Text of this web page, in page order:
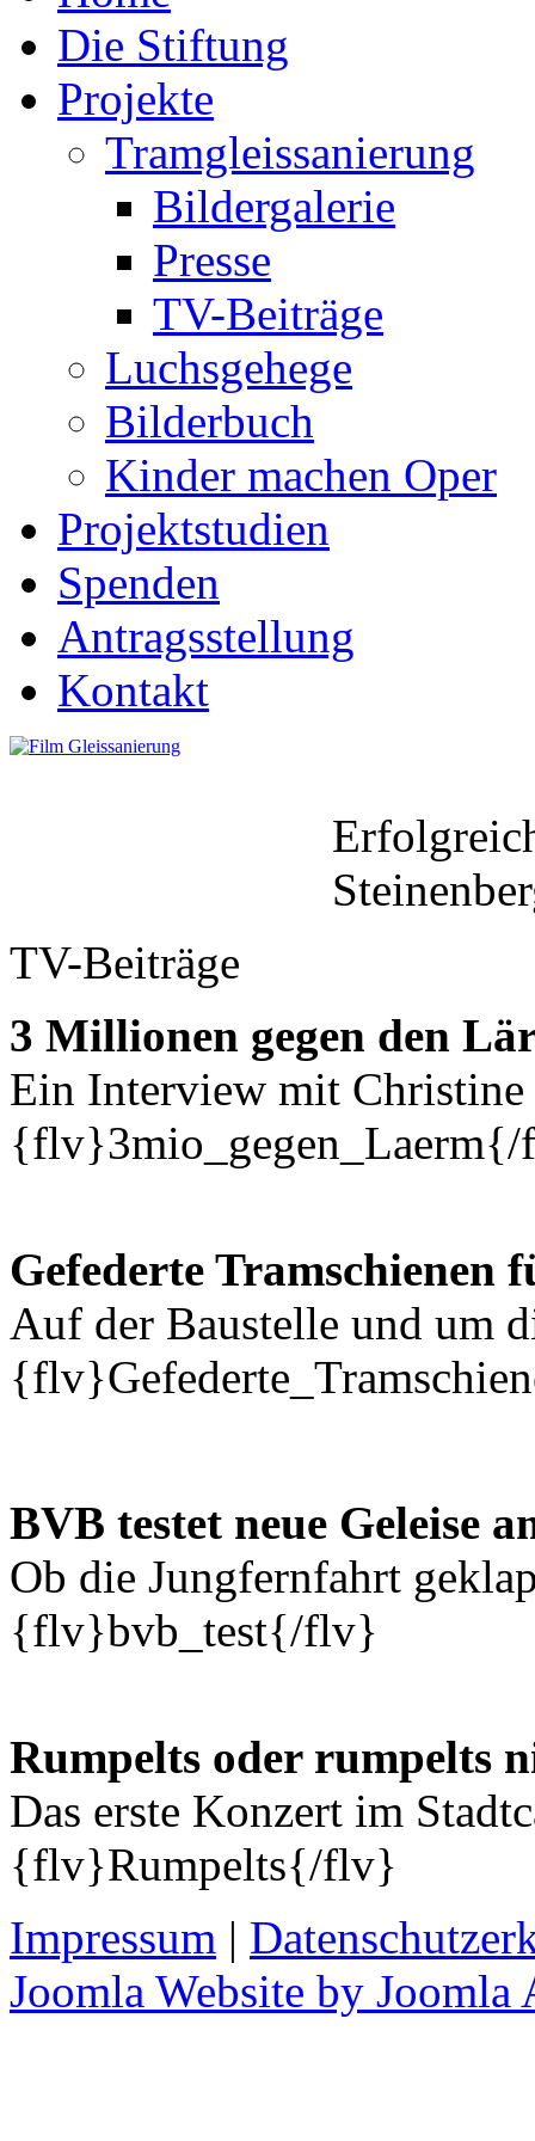
Die Stiftung
Projekte
Tramgleissanierung
Bildergalerie
Presse
TV-Beiträge
Luchsgehege
Bilderbuch
Kinder machen Oper
Projektstudien
Spenden
Antragsstellung
Kontakt
TV-Beiträge
3 Millionen gegen den
Ein Interview mit Christine
Gefederte Tramschienen
Auf der Baustelle und um
BVB testet neue Geleise
Ob die Jungfernfahrt
{flv}bvb_test{/flv}
Rumpelts oder rumpelts
Das erste Konzert im
{flv}Rumpelts{/flv}
Impressum |
Joomla Website by Joomla